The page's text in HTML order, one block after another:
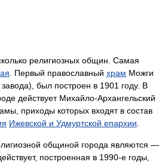
религиозных общин. Самая
. Первый православный храм Можги
был построен в 1901 году. В
действует Михайло-Архангельский
приходы которых входят в состав
Ижевской и Удмуртской епархии
общиной города являются —
построенная в 1990-е годы,